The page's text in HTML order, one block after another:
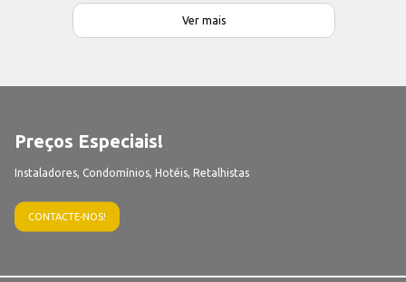
Ver mais
Preços Especiais!
Instaladores, Condomínios, Hotéis, Retalhistas
CONTACTE-NOS!